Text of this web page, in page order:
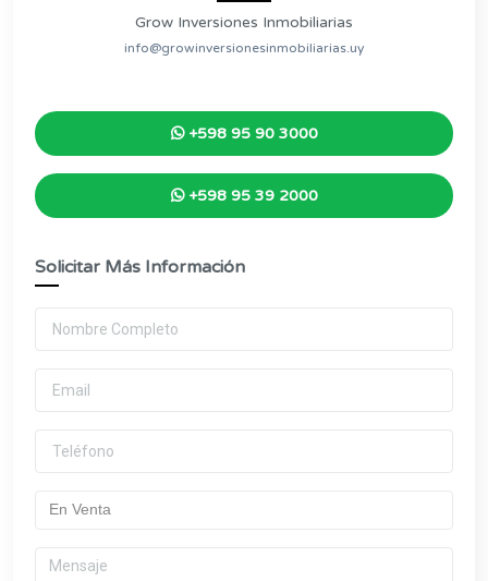
Grow Inversiones Inmobiliarias
info@growinversionesinmobiliarias.uy
+598 95 90 3000
+598 95 39 2000
Solicitar Más Información